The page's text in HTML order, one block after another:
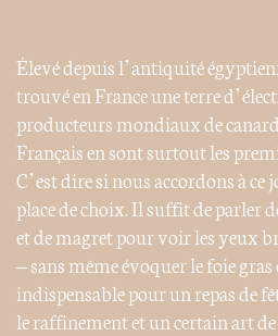
Élevé depuis l’antiquité
trouvé en France une terre
producteurs mondiaux de
Français en sont surtout les
C’est dire si nous accordons à
place de choix. Il suffit de parler
et de magret pour voir les yeux
– sans même évoquer le foie
indispensable pour un repas de
le raffinement et un certain art